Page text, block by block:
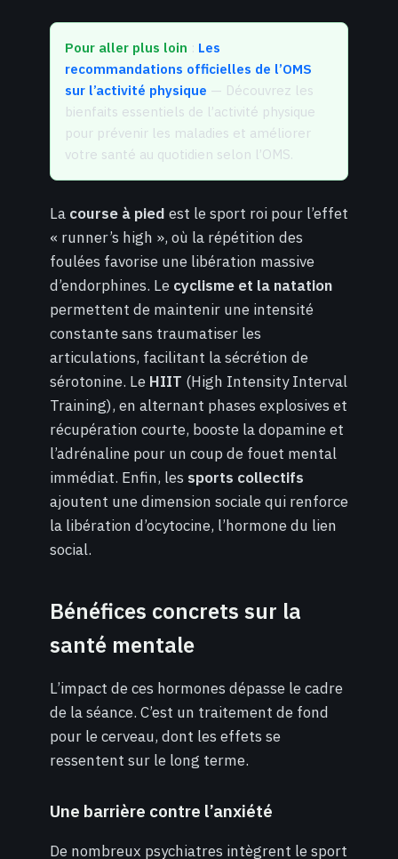
Pour aller plus loin : Les
recommandations officielles de l’OMS
sur l’activité physique — Découvrez les
bienfaits essentiels de l’activité physique
pour prévenir les maladies et améliorer
votre santé au quotidien selon l’OMS.
La course à pied est le sport roi pour l’effet
« runner’s high », où la répétition des
foulées favorise une libération massive
d’endorphines. Le cyclisme et la natation
permettent de maintenir une intensité
constante sans traumatiser les
articulations, facilitant la sécrétion de
sérotonine. Le HIIT (High Intensity Interval
Training), en alternant phases explosives et
récupération courte, booste la dopamine et
l’adrénaline pour un coup de fouet mental
immédiat. Enfin, les sports collectifs
ajoutent une dimension sociale qui renforce
la libération d’ocytocine, l’hormone du lien
social.
Bénéfices concrets sur la
santé mentale
L’impact de ces hormones dépasse le cadre
de la séance. C’est un traitement de fond
pour le cerveau, dont les effets se
ressentent sur le long terme.
Une barrière contre l’anxiété
De nombreux psychiatres intègrent le sport